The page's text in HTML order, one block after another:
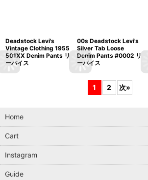
Deadstock Levi's
Vintage Clothing 1955
501XX Denim Pants リ
ーバイス
00s Deadstock Levi's
Silver Tab Loose
Denim Pants #0002 リ
ーバイス
1 2 次»
Home
Cart
Instagram
Guide